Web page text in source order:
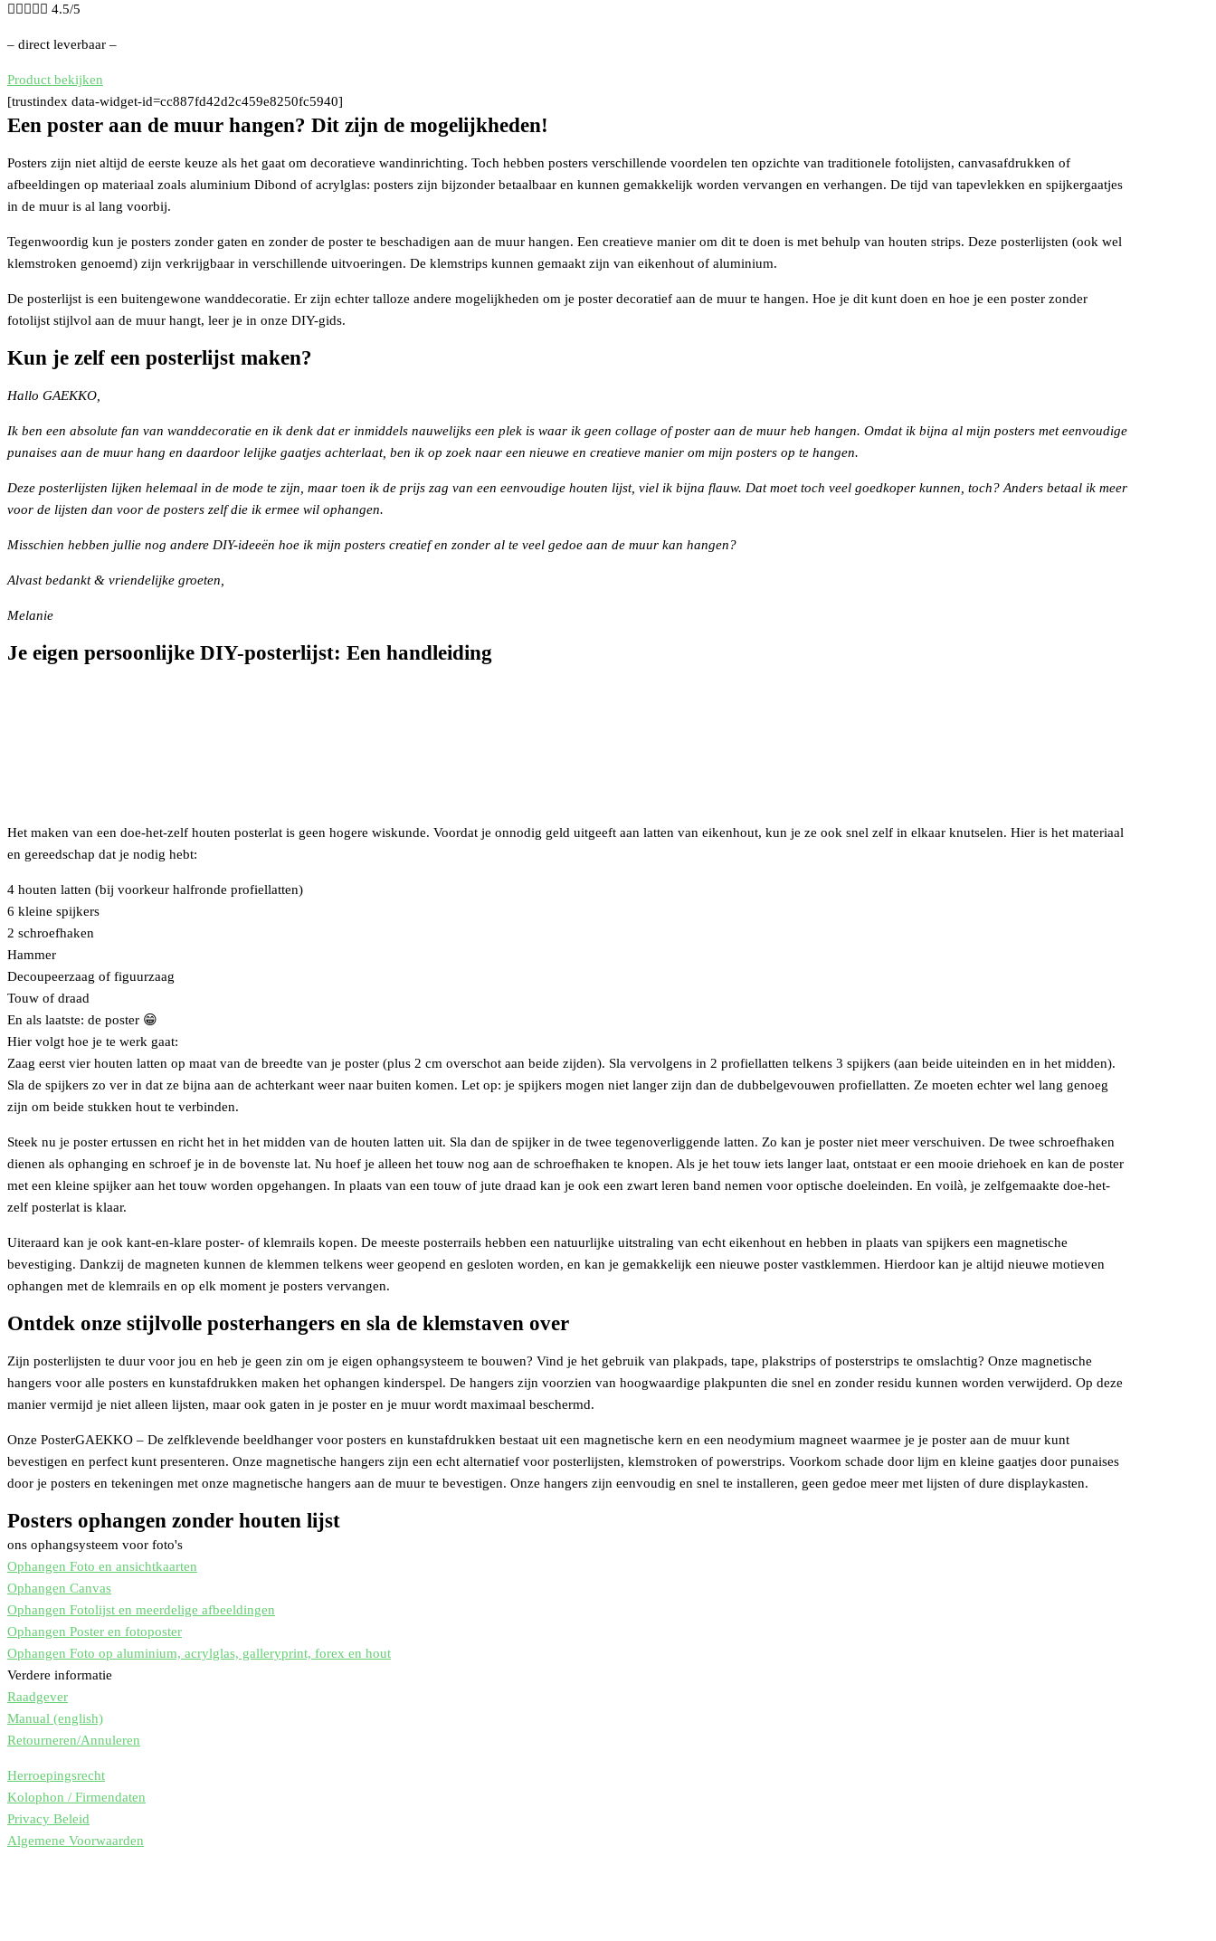
     4.5/5
– direct leverbaar –
Product bekijken
[trustindex data-widget-id=cc887fd42d2c459e8250fc5940]
Een poster aan de muur hangen? Dit zijn de mogelijkheden!
Posters zijn niet altijd de eerste keuze als het gaat om decoratieve wandinrichting. Toch hebben posters verschillende voordelen ten opzichte van traditionele fotolijsten, canvasafdrukken of
afbeeldingen op materiaal zoals aluminium Dibond of acrylglas: posters zijn bijzonder betaalbaar en kunnen gemakkelijk worden vervangen en verhangen. De tijd van tapevlekken en spijkergaatjes
in de muur is al lang voorbij.
Tegenwoordig kun je posters zonder gaten en zonder de poster te beschadigen aan de muur hangen. Een creatieve manier om dit te doen is met behulp van houten strips. Deze posterlijsten (ook wel
klemstroken genoemd) zijn verkrijgbaar in verschillende uitvoeringen. De klemstrips kunnen gemaakt zijn van eikenhout of aluminium.
De posterlijst is een buitengewone wanddecoratie. Er zijn echter talloze andere mogelijkheden om je poster decoratief aan de muur te hangen. Hoe je dit kunt doen en hoe je een poster zonder
fotolijst stijlvol aan de muur hangt, leer je in onze DIY-gids.
Kun je zelf een posterlijst maken?
Hallo GAEKKO,
Ik ben een absolute fan van wanddecoratie en ik denk dat er inmiddels nauwelijks een plek is waar ik geen collage of poster aan de muur heb hangen. Omdat ik bijna al mijn posters met eenvoudige
punaises aan de muur hang en daardoor lelijke gaatjes achterlaat, ben ik op zoek naar een nieuwe en creatieve manier om mijn posters op te hangen.
Deze posterlijsten lijken helemaal in de mode te zijn, maar toen ik de prijs zag van een eenvoudige houten lijst, viel ik bijna flauw. Dat moet toch veel goedkoper kunnen, toch? Anders betaal ik meer
voor de lijsten dan voor de posters zelf die ik ermee wil ophangen.
Misschien hebben jullie nog andere DIY-ideeën hoe ik mijn posters creatief en zonder al te veel gedoe aan de muur kan hangen?
Alvast bedankt & vriendelijke groeten,
Melanie
Je eigen persoonlijke DIY-posterlijst: Een handleiding
Het maken van een doe-het-zelf houten posterlat is geen hogere wiskunde. Voordat je onnodig geld uitgeeft aan latten van eikenhout, kun je ze ook snel zelf in elkaar knutselen. Hier is het materiaal
en gereedschap dat je nodig hebt:
4 houten latten (bij voorkeur halfronde profiellatten)
6 kleine spijkers
2 schroefhaken
Hammer
Decoupeerzaag of figuurzaag
Touw of draad
En als laatste: de poster 😁
Hier volgt hoe je te werk gaat:
Zaag eerst vier houten latten op maat van de breedte van je poster (plus 2 cm overschot aan beide zijden). Sla vervolgens in 2 profiellatten telkens 3 spijkers (aan beide uiteinden en in het midden).
Sla de spijkers zo ver in dat ze bijna aan de achterkant weer naar buiten komen. Let op: je spijkers mogen niet langer zijn dan de dubbelgevouwen profiellatten. Ze moeten echter wel lang genoeg
zijn om beide stukken hout te verbinden.
Steek nu je poster ertussen en richt het in het midden van de houten latten uit. Sla dan de spijker in de twee tegenoverliggende latten. Zo kan je poster niet meer verschuiven. De twee schroefhaken
dienen als ophanging en schroef je in de bovenste lat. Nu hoef je alleen het touw nog aan de schroefhaken te knopen. Als je het touw iets langer laat, ontstaat er een mooie driehoek en kan de poster
met een kleine spijker aan het touw worden opgehangen. In plaats van een touw of jute draad kan je ook een zwart leren band nemen voor optische doeleinden. En voilà, je zelfgemaakte doe-het-
zelf posterlat is klaar.
Uiteraard kan je ook kant-en-klare poster- of klemrails kopen. De meeste posterrails hebben een natuurlijke uitstraling van echt eikenhout en hebben in plaats van spijkers een magnetische
bevestiging. Dankzij de magneten kunnen de klemmen telkens weer geopend en gesloten worden, en kan je gemakkelijk een nieuwe poster vastklemmen. Hierdoor kan je altijd nieuwe motieven
ophangen met de klemrails en op elk moment je posters vervangen.
Ontdek onze stijlvolle posterhangers en sla de klemstaven over
Zijn posterlijsten te duur voor jou en heb je geen zin om je eigen ophangsysteem te bouwen? Vind je het gebruik van plakpads, tape, plakstrips of posterstrips te omslachtig? Onze magnetische
hangers voor alle posters en kunstafdrukken maken het ophangen kinderspel. De hangers zijn voorzien van hoogwaardige plakpunten die snel en zonder residu kunnen worden verwijderd. Op deze
manier vermijd je niet alleen lijsten, maar ook gaten in je poster en je muur wordt maximaal beschermd.
Onze PosterGAEKKO – De zelfklevende beeldhanger voor posters en kunstafdrukken bestaat uit een magnetische kern en een neodymium magneet waarmee je je poster aan de muur kunt
bevestigen en perfect kunt presenteren. Onze magnetische hangers zijn een echt alternatief voor posterlijsten, klemstroken of powerstrips. Voorkom schade door lijm en kleine gaatjes door punaises
door je posters en tekeningen met onze magnetische hangers aan de muur te bevestigen. Onze hangers zijn eenvoudig en snel te installeren, geen gedoe meer met lijsten of dure displaykasten.
Posters ophangen zonder houten lijst
ons ophangsysteem voor foto's
Ophangen Foto en ansichtkaarten
Ophangen Canvas
Ophangen Fotolijst en meerdelige afbeeldingen
Ophangen Poster en fotoposter
Ophangen Foto op aluminium, acrylglas, galleryprint, forex en hout
Verdere informatie
Raadgever
Manual (english)
Retourneren/Annuleren
Herroepingsrecht
Kolophon / Firmendaten
Privacy Beleid
Algemene Voorwaarden